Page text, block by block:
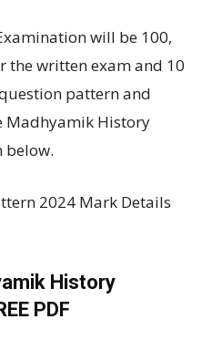
will be 100,
the written exam and 10
pattern and
Madhyamik History
below.
2024 Mark Details
History
PDF